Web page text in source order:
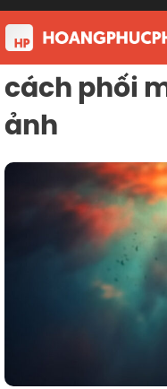
Skip
to
content
cách phối
ảnh